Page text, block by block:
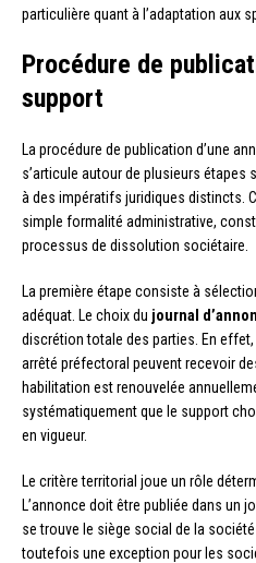
particulière quant à l’adaptation aux
Procédure de
support
La procédure de publication d’une
s’articule autour de plusieurs
à des impératifs juridiques distincts.
simple formalité administrative,
processus de dissolution sociétaire.
La première étape consiste à
adéquat. Le choix du journal
discrétion totale des parties. En
arrêté préfectoral peuvent recevoir
habilitation est renouvelée
systématiquement que le support
en vigueur.
Le critère territorial joue un rôle
L’annonce doit être publiée dans un
se trouve le siège social de la
toutefois une exception pour les